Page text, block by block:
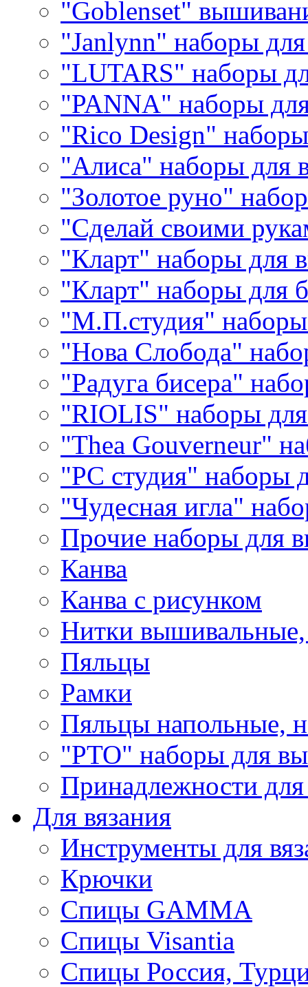
"Goblenset"
"Janlynn" наборы
"LUTARS" наборы
"PANNA" наборы
"Rico Design"
"Алиса" наборы для
"Золотое руно"
"Сделай своими
"Кларт" наборы для
"Кларт" наборы для
"М.П.студия"
"Нова Слобода"
"Радуга бисера"
"RIOLIS" наборы
"Thea Gouverneur"
"РС студия" наборы
"Чудесная игла"
Прочие наборы для
Канва
Канва с рисунком
Нитки
Пяльцы
Рамки
Пяльцы напольные,
"РТО" наборы для
Принадлежности
Для вязания
Инструменты для
Крючки
Спицы GAMMA
Спицы Visantia
Спицы Россия,